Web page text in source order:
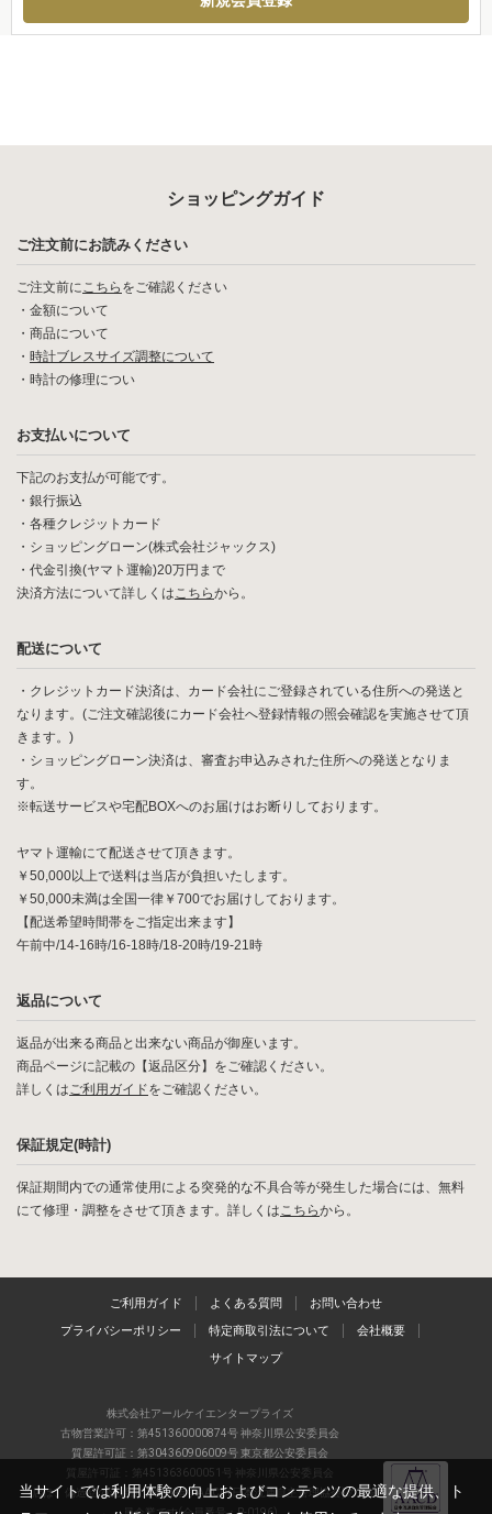
ショッピングガイド
ご注文前にお読みください
ご注文前にこちら をご確認ください
・ 金額について
・ 商品について
・ 時計ブレスサイズ調整について
・ 時計の修理につい
お支払いについて
下記のお支払が可能です。
・銀行振込
・各種クレジットカード
・ショッピングローン(株式会社ジャックス)
・代金引換(ヤマト運輸)20万円まで
決済方法について詳しくはこちらから。
配送について
・クレジットカード決済は、カード会社にご登録されている住所への発送と
なります。(ご注文確認後にカード会社へ登録情報の照会確認を実施させて頂
きます。)
・ショッピングローン決済は、審査お申込みされた住所への発送となりま
す。
※転送サービスや宅配BOXへのお届けはお断りしております。
ヤマト運輸にて配送させて頂きます。
￥50,000以上で送料は当店が負担いたします。
￥50,000未満は全国一律￥700でお届けしております。
【配送希望時間帯をご指定出来ます】
午前中/14-16時/16-18時/18-20時/19-21時
返品について
返品が出来る商品と出来ない商品が御座います。
商品ページに記載の【返品区分】をご確認ください。
詳しくはご利用ガイドをご確認ください。
保証規定(時計)
保証期間内での通常使用による突発的な不具合等が発生した場合には、無料
にて修理・調整をさせて頂きます。詳しくはこちらから。
ご利用ガイド よくある質問 お問い合わせ
プライバシーポリシー 特定商取引法について 会社概要
サイトマップ
株式会社アールケイエンタープライズ
古物営業許可：第451360000874号 神奈川県公安委員会
質屋許可証：第304360906009号 東京都公安委員会
質屋許可証：第451363600051号 神奈川県公安委員会
当店は、偽造品の流通防止を目指すAACD(日本流通自主管理協会)の正会
当サイトでは利用体験の向上およびコンテンツの最適な提供、ト